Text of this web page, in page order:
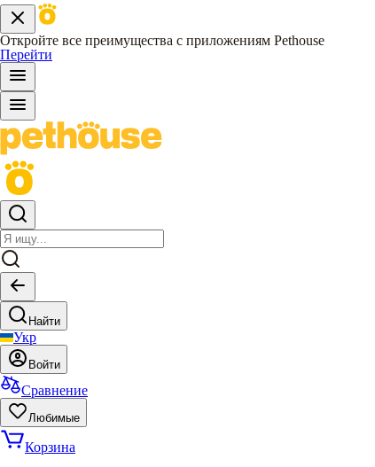
Откройте все преимущества с приложениям Pethouse
Перейти
Найти
Укр
Войти
Сравнение
Любимые
Корзина